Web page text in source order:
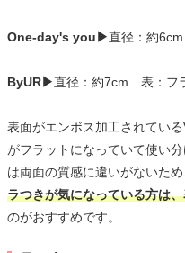
One-day's you▶直径：約
ByUR▶直径：約7cm 表：フ
表面がエンボス加工されてい
がフラットになっていて使い
は両面の質感に違いがないた
ラつきが気になっている方は
のがおすすめです。